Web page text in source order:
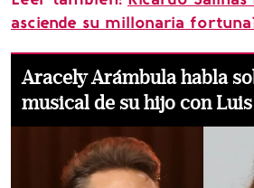
asciende su millonaria
Aracely Arámbula habla
musical de su hijo con